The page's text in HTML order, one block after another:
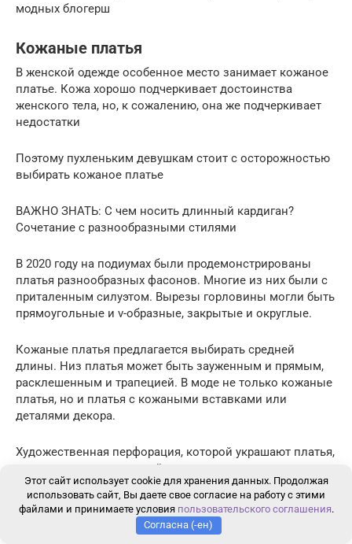
модных блогерш
Кожаные платья
В женской одежде особенное место занимает кожаное
платье. Кожа хорошо подчеркивает достоинства
женского тела, но, к сожалению, она же подчеркивает
недостатки
Поэтому пухленьким девушкам стоит с осторожностью
выбирать кожаное платье
ВАЖНО ЗНАТЬ: С чем носить длинный кардиган?
Сочетание с разнообразными стилями
В 2020 году на подиумах были продемонстрированы
платья разнообразных фасонов. Многие из них были с
приталенным силуэтом. Вырезы горловины могли быть
прямоугольные и v-образные, закрытые и округлые.
Кожаные платья предлагается выбирать средней
длины. Низ платья может быть зауженным и прямым,
расклешенным и трапецией. В моде не только кожаные
платья, но и платья с кожаными вставками или
деталями декора.
Художественная перфорация, которой украшают платья,
стала настолько сложной, что напоминает кружева.
Оборки и рюши, которые являются отличительной
чертой этого года, используются и здесь.
Для изготовления моделей дизайнеры брали в
Этот сайт использует cookie для хранения данных. Продолжая
использовать сайт, Вы даете свое согласие на работу с этими
файлами и принимаете условия пользовательского соглашения.
Согласна (-ен)